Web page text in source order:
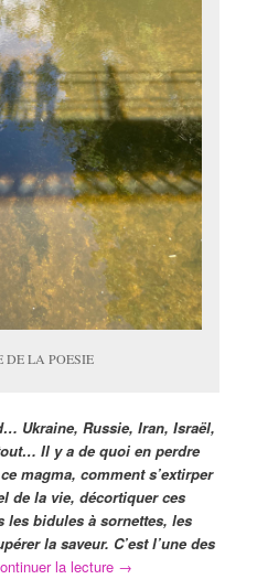
DE LA POESIE
Ukraine, Russie, Iran, Israël,
Il y a de quoi en perdre
magma, comment s’extirper
de la vie, décortiquer ces
les bidules à sornettes, les
la saveur. C’est l’une des
la lecture →